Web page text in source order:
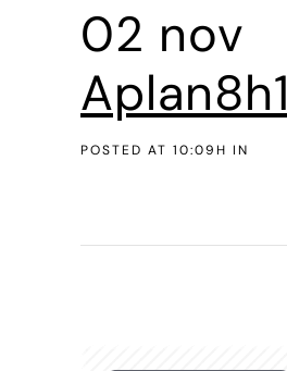
02 nov
Aplan8h1
POSTED AT 10:09H IN